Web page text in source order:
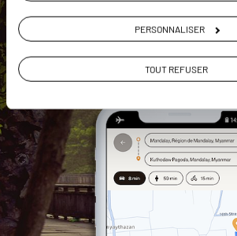
PERSONNALISER
TOUT REFUSER
DÉCOUVRIR LUCIOLE